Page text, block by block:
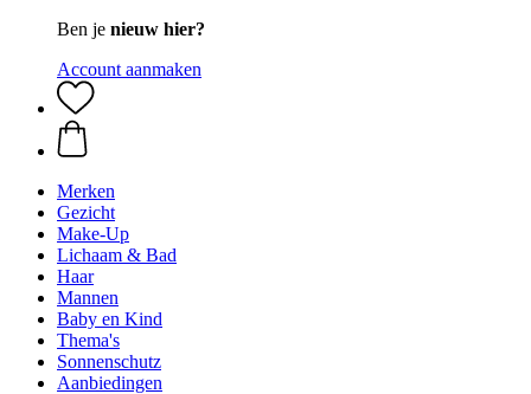
Ben je nieuw hier?
Account aanmaken
Merken
Gezicht
Make-Up
Lichaam & Bad
Haar
Mannen
Baby en Kind
Thema's
Sonnenschutz
Aanbiedingen